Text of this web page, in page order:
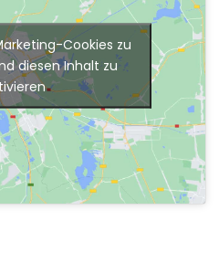
Cookies zu
diesen Inhalt zu